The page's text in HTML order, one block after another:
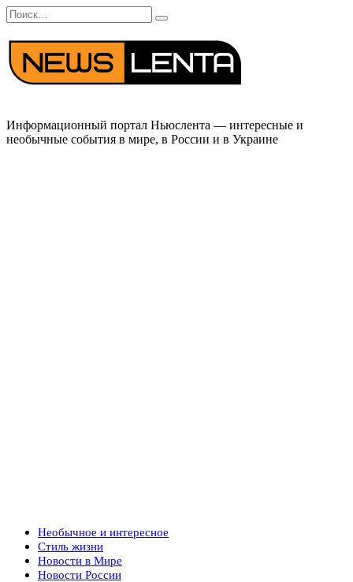
Перейти
к
содержанию
Search
for:
Информационный портал Ньюслента — интересные и
необычные события в мире, в России и в Украине
Необычное и интересное
Стиль жизни
Новости в Мире
Новости России